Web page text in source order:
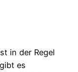
in der Regel
es